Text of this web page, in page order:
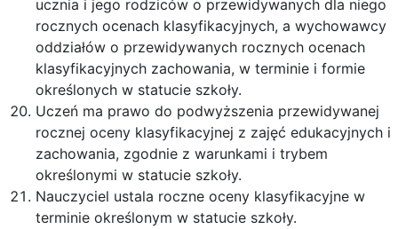
ucznia i jego rodziców o przewidywanych dla niego
rocznych ocenach klasyfikacyjnych, a wychowawcy
oddziałów o przewidywanych rocznych ocenach
klasyfikacyjnych zachowania, w terminie i formie
określonych w statucie szkoły.
Uczeń ma prawo do podwyższenia przewidywanej
rocznej oceny klasyfikacyjnej z zajęć edukacyjnych i
zachowania, zgodnie z warunkami i trybem
określonymi w statucie szkoły.
Nauczyciel ustala roczne oceny klasyfikacyjne w
terminie określonym w statucie szkoły.